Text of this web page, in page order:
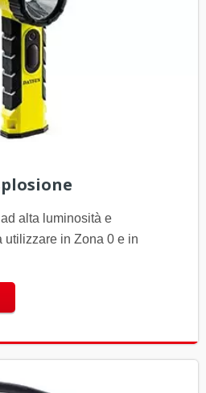
alta luminosità e
utilizzare in Zona 0 e in